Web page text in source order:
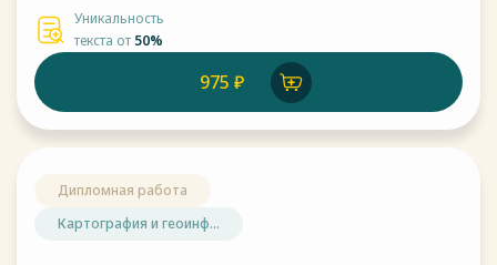
Уникальность
текста от 50%
975 ₽
Дипломная работа
Картография и геоинф...